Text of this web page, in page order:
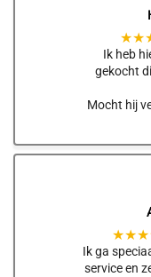
Ik heb
gekocht
Mocht hij
Ik ga
service en